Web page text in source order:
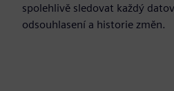
spolehlivě sledovat každý
odsouhlasení a historie změn.